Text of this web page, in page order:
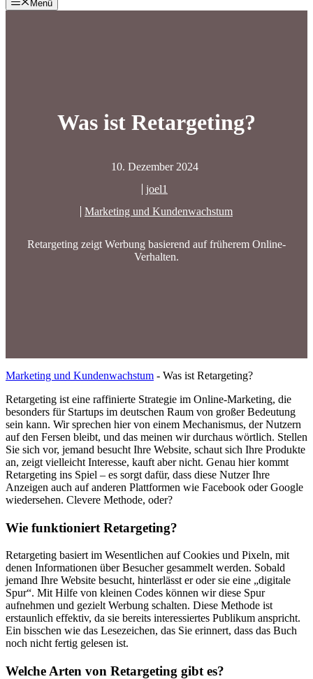
Menü
Was ist Retargeting?
10. Dezember 2024
joel1
Marketing und Kundenwachstum
Retargeting zeigt Werbung basierend auf früherem Online-
Verhalten.
Marketing und Kundenwachstum - Was ist Retargeting?
Retargeting ist eine raffinierte Strategie im Online-Marketing, die
besonders für Startups im deutschen Raum von großer Bedeutung
sein kann. Wir sprechen hier von einem Mechanismus, der Nutzern
auf den Fersen bleibt, und das meinen wir durchaus wörtlich. Stellen
Sie sich vor, jemand besucht Ihre Website, schaut sich Ihre Produkte
an, zeigt vielleicht Interesse, kauft aber nicht. Genau hier kommt
Retargeting ins Spiel – es sorgt dafür, dass diese Nutzer Ihre
Anzeigen auch auf anderen Plattformen wie Facebook oder Google
wiedersehen. Clevere Methode, oder?
Wie funktioniert Retargeting?
Retargeting basiert im Wesentlichen auf Cookies und Pixeln, mit
denen Informationen über Besucher gesammelt werden. Sobald
jemand Ihre Website besucht, hinterlässt er oder sie eine „digitale
Spur“. Mit Hilfe von kleinen Codes können wir diese Spur
aufnehmen und gezielt Werbung schalten. Diese Methode ist
erstaunlich effektiv, da sie bereits interessiertes Publikum anspricht.
Ein bisschen wie das Lesezeichen, das Sie erinnert, dass das Buch
noch nicht fertig gelesen ist.
Welche Arten von Retargeting gibt es?